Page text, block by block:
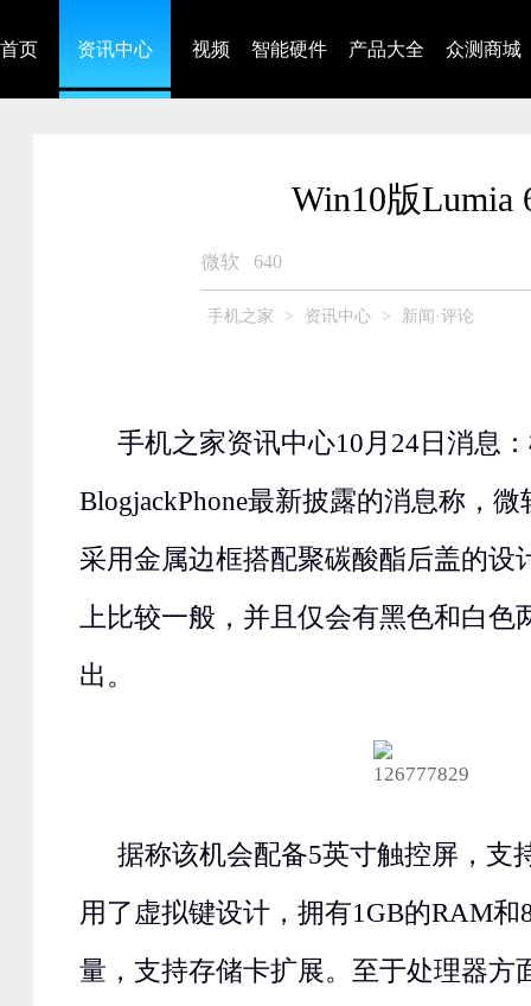
首页 资讯中心 视频 智能硬件 产品大全 众测商城
Win10版Lumia
微软 640
手机之家 > 资讯中心 > 新闻·评论
手机之家资讯中心10月24日消息
BlogjackPhone最新披露的消息称，微
采用金属边框搭配聚碳酸酯后盖的设
上比较一般，并且仅会有黑色和白色
出。
据称该机会配备5英寸触控屏，支
用了虚拟键设计，拥有1GB的RAM和
量，支持存储卡扩展。至于处理器方